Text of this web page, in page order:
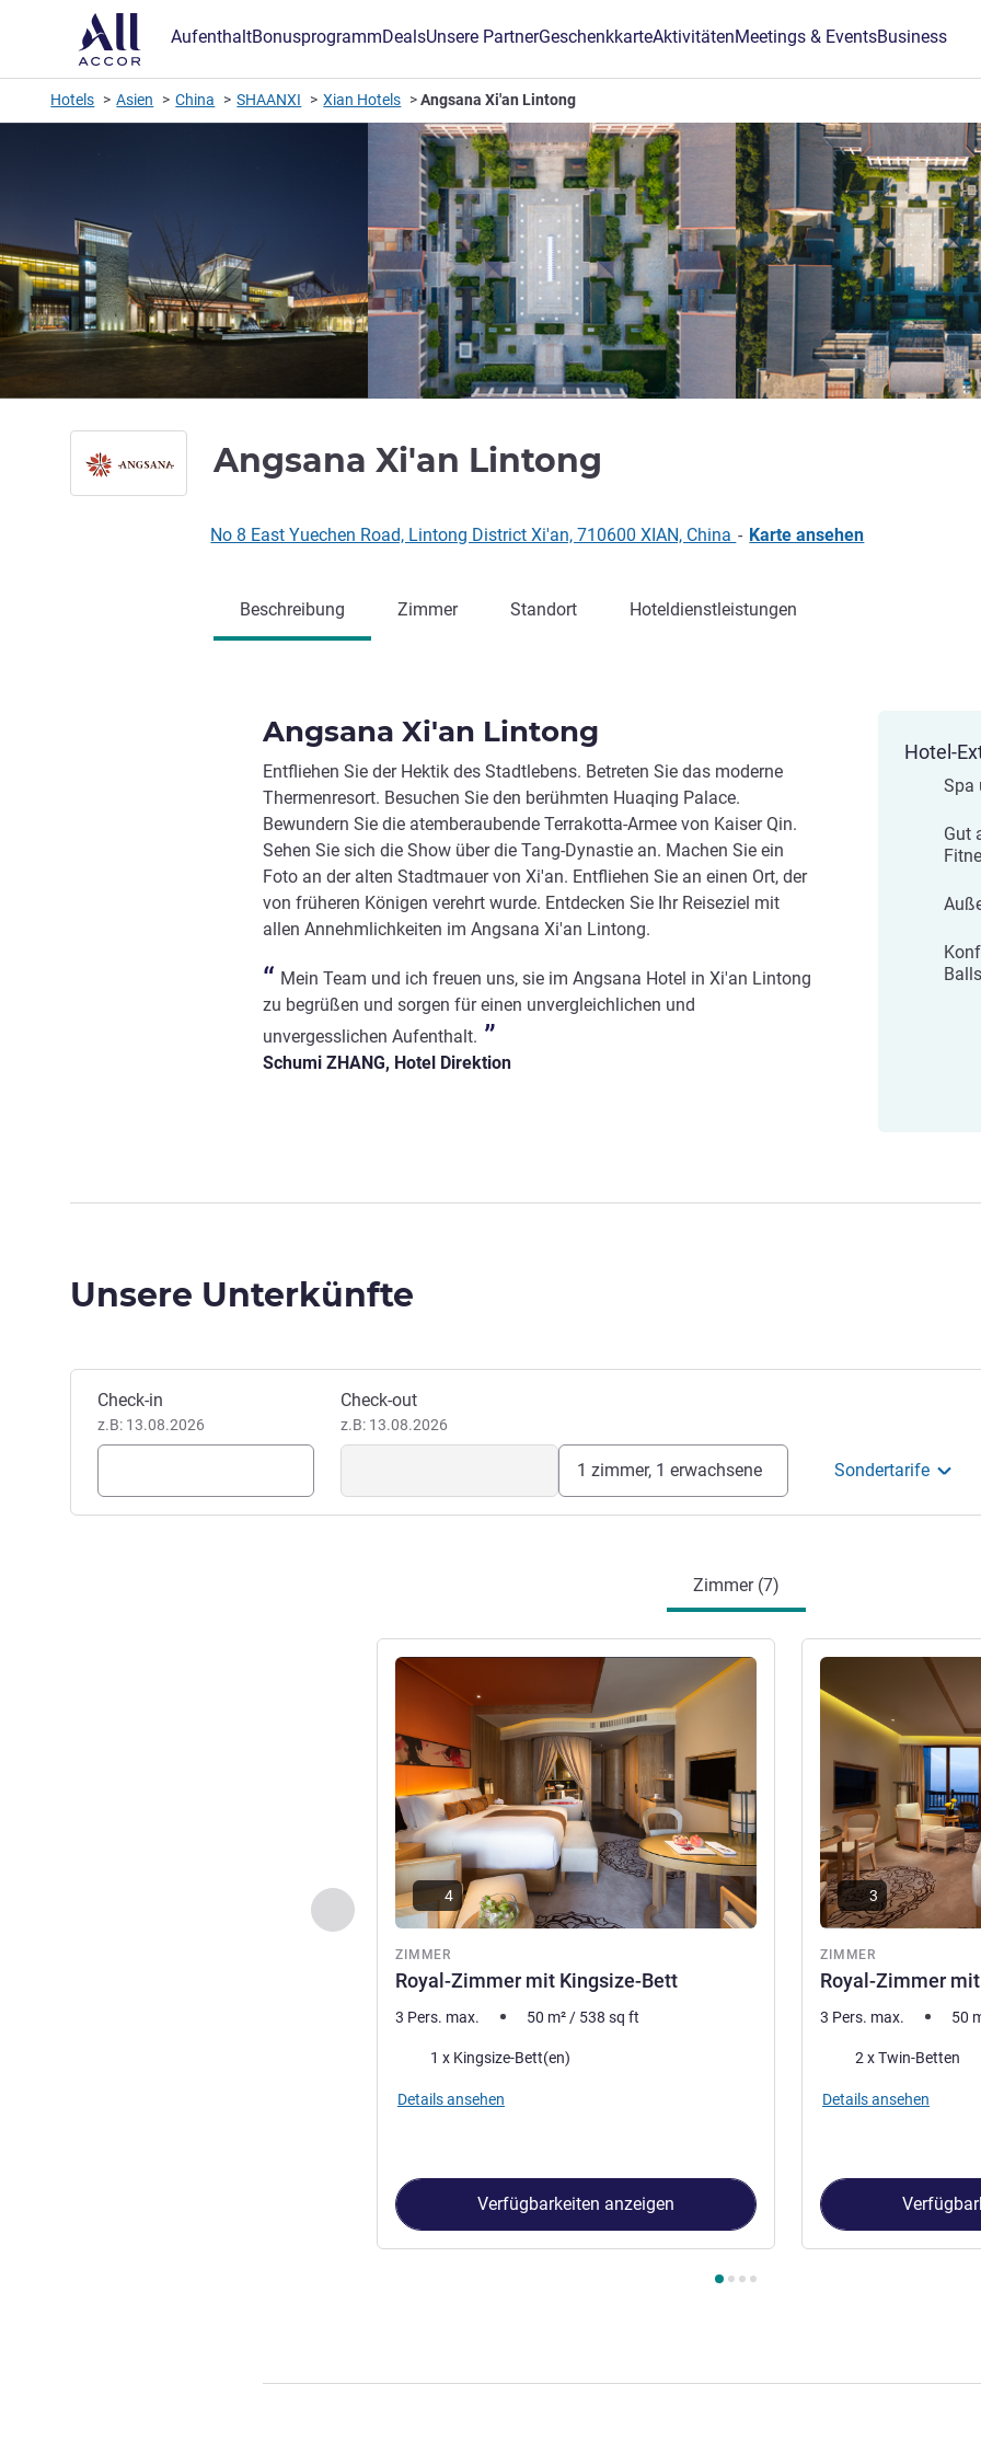
AufenthaltBonusprogrammDealsUnsere PartnerGeschenkkarteAktivitätenMeetings & EventsBusiness
Hotels Asien China SHAANXI Xian Hotels Angsana Xi'an Lintong
Angsana Xi'an Lintong
No 8 East Yuechen Road, Lintong District Xi'an, 710600 XIAN, China - Karte ansehen
Beschreibung Zimmer Standort Hoteldienstleistungen
Angsana Xi'an Lintong
Entfliehen Sie der Hektik des Stadtlebens. Betreten Sie das moderne
Thermenresort. Besuchen Sie den berühmten Huaqing Palace.
Bewundern Sie die atemberaubende Terrakotta-Armee von Kaiser Qin.
Sehen Sie sich die Show über die Tang-Dynastie an. Machen Sie ein
Foto an der alten Stadtmauer von Xi'an. Entfliehen Sie an einen Ort, der
von früheren Königen verehrt wurde. Entdecken Sie Ihr Reiseziel mit
allen Annehmlichkeiten im Angsana Xi'an Lintong.
Mein Team und ich freuen uns, sie im Angsana Hotel in Xi'an Lintong
zu begrüßen und sorgen für einen unvergleichlichen und
unvergesslichen Aufenthalt.
Schumi ZHANG, Hotel Direktion
Hotel-
Spa
Gut
Unsere Unterkünfte
Dieses Hotel buchen
Check-in
z.B: 13.08.2026
Check-out
z.B: 13.08.2026
1 zimmer, 1 erwachsene Sondertarife
Zimmer (7)
Zurück - Zimmer
ZIMMER
Royal-Zimmer mit Kingsize-Bett
Details ansehen
4
3 Pers. max. 50 m² / 538 sq ft
Bettwäsche
1 x Kingsize-Bett(en)
Details ansehen
Verfügbarkeiten anzeigen
ZIMMER
Royal-Zimmer
Details ansehen
3
3 Pers. max. 50
Bettwäsche
2 x Twin-Betten
Details ansehen